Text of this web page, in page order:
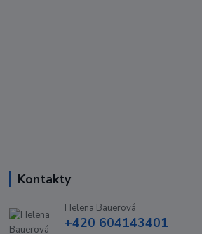
Kontakty
Helena Bauerová
+420 604143401